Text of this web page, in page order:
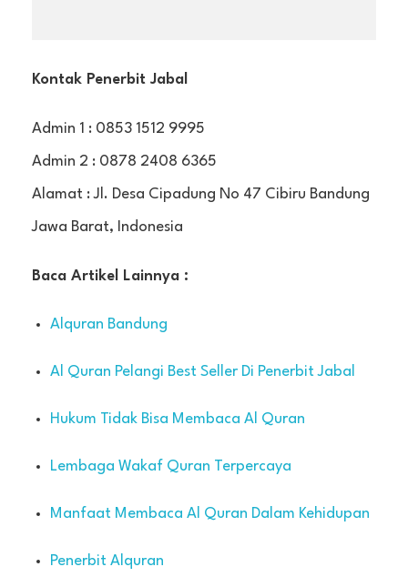
Kontak Penerbit Jabal
Admin 1 : 0853 1512 9995
Admin 2 : 0878 2408 6365
Alamat : Jl. Desa Cipadung No 47 Cibiru Bandung
Jawa Barat, Indonesia
Baca Artikel Lainnya :
Alquran Bandung
Al Quran Pelangi Best Seller Di Penerbit Jabal
Hukum Tidak Bisa Membaca Al Quran
Lembaga Wakaf Quran Terpercaya
Manfaat Membaca Al Quran Dalam Kehidupan
Penerbit Alquran